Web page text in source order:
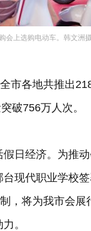
会上选购电动车。韩文洲摄
市各地共推出
破756万人次。
日经济。为推
现代职业学校
，将为我市会
。